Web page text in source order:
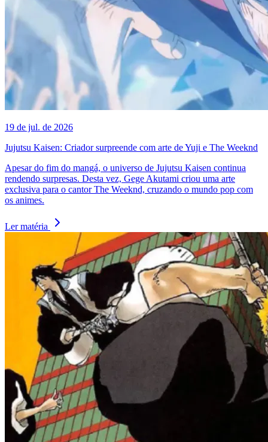
19 de jul. de 2026
Jujutsu Kaisen: Criador surpreende com arte de Yuji e The Weeknd
Apesar do fim do mangá, o universo de Jujutsu Kaisen continua
rendendo surpresas. Desta vez, Gege Akutami criou uma arte
exclusiva para o cantor The Weeknd, cruzando o mundo pop com
os animes.
Ler matéria